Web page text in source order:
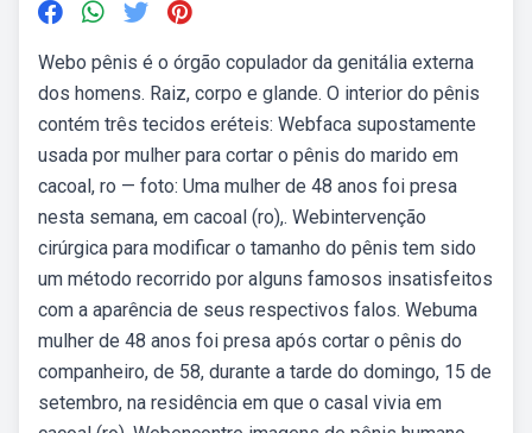
Webo pênis é o órgão copulador da genitália externa
dos homens. Raiz, corpo e glande. O interior do pênis
contém três tecidos eréteis: Webfaca supostamente
usada por mulher para cortar o pênis do marido em
cacoal, ro — foto: Uma mulher de 48 anos foi presa
nesta semana, em cacoal (ro),. Webintervenção
cirúrgica para modificar o tamanho do pênis tem sido
um método recorrido por alguns famosos insatisfeitos
com a aparência de seus respectivos falos. Webuma
mulher de 48 anos foi presa após cortar o pênis do
companheiro, de 58, durante a tarde do domingo, 15 de
setembro, na residência em que o casal vivia em